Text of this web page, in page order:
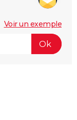
Voir un exemple